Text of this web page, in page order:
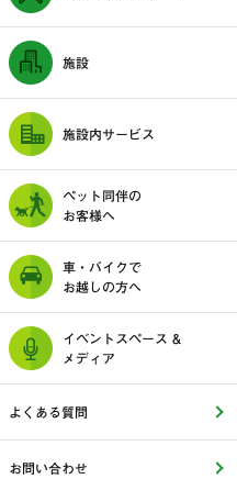
施設
施設内サービス
ペット同伴の
お客様へ
車・バイクで
お越しの方へ
イベントスペース &
メディア
よくある質問
お問い合わせ